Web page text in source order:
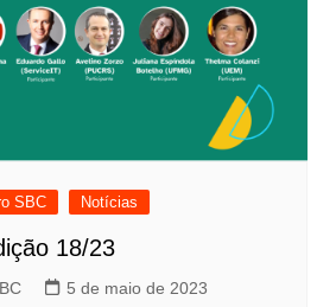
SBC Notícias
18/23
5 de maio de 2023